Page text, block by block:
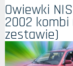
Owiewki
2002
zestawie)